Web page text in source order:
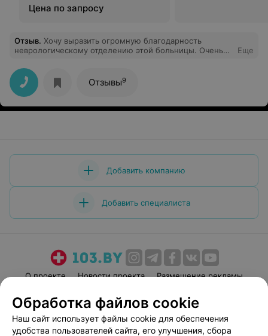
Цена по запросу
Отзыв. Хочу выразить огромную благодарность
неврологическому отделению этой больницы. Очень
добрые врачи. Всегда чисто в отделении и просто
хорошая и добрая обстановка.
Еще
Отзывы9
Добавить компанию
Добавить специалиста
О проекте Новости проекта
Размещение рекламы
Пользовательское соглашение
Способы оплаты
Вакансии
Партнеры
Обработка файлов cookie
Наш сайт использует файлы cookie для обеспечения
удобства пользователей сайта, его улучшения, сбора